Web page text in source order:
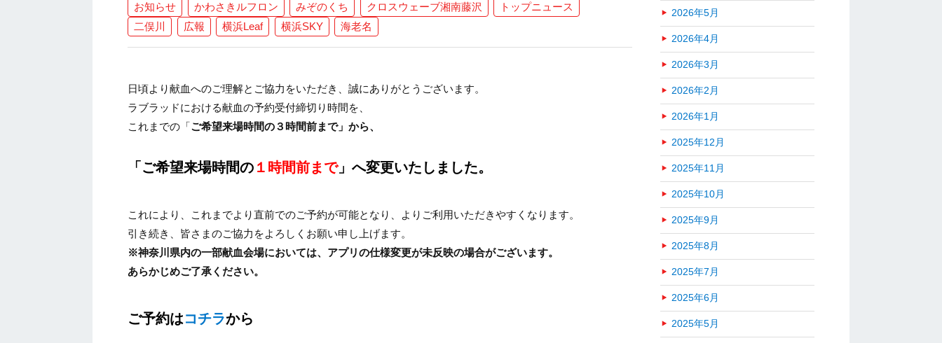
お知らせ
かわさきルフロン みぞのくち クロスウェーブ湘南藤沢
トップニュース
二俣川
広報 横浜Leaf 横浜SKY 海老名
日頃より献血へのご理解とご協力をいただき、誠にありがとうございます。
ラブラッドにおける献血の予約受付締切り時間を、
これまでの「ご希望来場時間の３時間前まで」から、
「ご希望来場時間の １時間前まで」へ変更いたしました。
これにより、これまでより直前でのご予約が可能となり、よりご利用いただきやすくなります。
引き続き、皆さまのご協力をよろしくお願い申し上げます。
※神奈川県内の一部献血会場においては、アプリの仕様変更が未反映の場合がございます。
あらかじめご了承ください。
ご予約はコチラから
2026年5月
2026年4月
2026年3月
2026年2月
2026年1月
2025年12月
2025年11月
2025年10月
2025年9月
2025年8月
2025年7月
2025年6月
2025年5月